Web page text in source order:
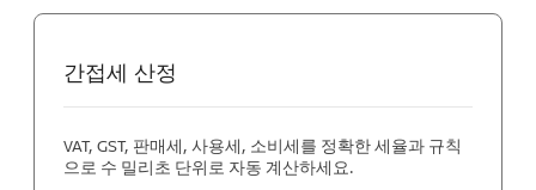
할 수도 있습니다.
기존 재무 시스템과의 연동으로 데이터 흐름의 일관성을 유지합
인 정확하고 상세한 기록 유지를 지원합니다. 결과적으로 세무 기
술은 행정 부담을 줄이고, 효율성을 높이며, 기업이 항상 감사에
대비할 수 있도록 합니다.
간접세 산정
VAT, GST, 판매세, 사용세, 소비세를 정확한 세율과 규칙
으로 수 밀리초 단위로 자동 계산하세요.